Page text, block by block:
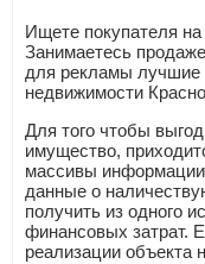
Ищете покупателя
Занимаетесь
для рекламы лучшие
недвижимости
Для того чтобы
имущество,
массивы
данные о
получить из одного
финансовых затрат.
реализации объекта